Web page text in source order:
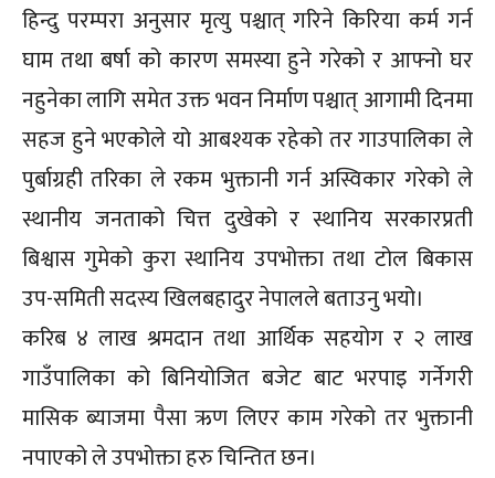
हिन्दु परम्परा अनुसार मृत्यु पश्चात् गरिने किरिया कर्म गर्न
घाम तथा बर्षा को कारण समस्या हुने गरेको र आफ्नो घर
नहुनेका लागि समेत उक्त भवन निर्माण पश्चात् आगामी दिनमा
सहज हुने भएकोले यो आबश्यक रहेको तर गाउपालिका ले
पुर्बाग्रही तरिका ले रकम भुक्तानी गर्न अस्विकार गरेको ले
स्थानीय जनताको चित्त दुखेको र स्थानिय सरकारप्रती
बिश्वास गुमेको कुरा स्थानिय उपभोक्ता तथा टोल बिकास
उप-समिती सदस्य खिलबहादुर नेपालले बताउनु भयो।
करिब ४ लाख श्रमदान तथा आर्थिक सहयोग र २ लाख
गाउँपालिका को बिनियोजित बजेट बाट भरपाइ गर्नेगरी
मासिक ब्याजमा पैसा ऋण लिएर काम गरेको तर भुक्तानी
नपाएको ले उपभोक्ता हरु चिन्तित छन।